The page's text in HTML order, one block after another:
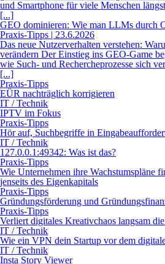
und Smartphone für viele Menschen
[...]
GEO dominieren: Wie man LLMs durch
Praxis-Tipps | 23.6.2026
Das neue Nutzerverhalten verstehen:
verändern Der Einstieg ins GEO-Game
wie Such- und Rechercheprozesse sich
[...]
Praxis-Tipps
EÜR nachträglich korrigieren
IT / Technik
IPTV im Fokus
Praxis-Tipps
Hör auf, Suchbegriffe in
IT / Technik
127.0.0.1:49342: Was ist das?
Praxis-Tipps
Wie Unternehmen ihre Wachstumspläne
jenseits des Eigenkapitals
Praxis-Tipps
Gründungsförderung und
Praxis-Tipps
Verliert digitales Kreativchaos langsam
IT / Technik
Wie ein VPN dein Startup vor dem
IT / Technik
Insta Story Viewer